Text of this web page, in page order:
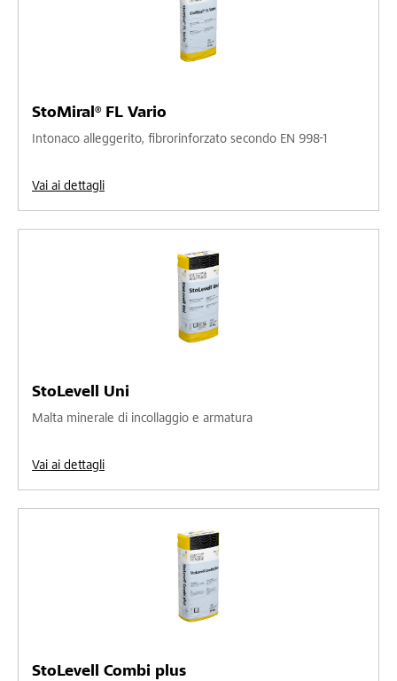
StoMiral® FL Vario
Intonaco alleggerito, fibrorinforzato secondo EN 998-1
Vai ai dettagli
StoLevell Uni
Malta minerale di incollaggio e armatura
Vai ai dettagli
StoLevell Combi plus